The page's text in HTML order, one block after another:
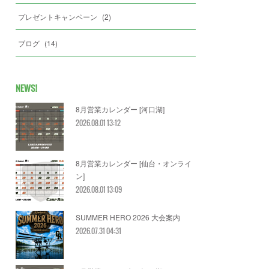
プレゼントキャンペーン (2)
ブログ (14)
NEWS!
8月営業カレンダー [河口湖]
2026.08.01 13:12
8月営業カレンダー [仙台・オンライ
ン]
2026.08.01 13:09
SUMMER HERO 2026 大会案内
2026.07.31 04:31